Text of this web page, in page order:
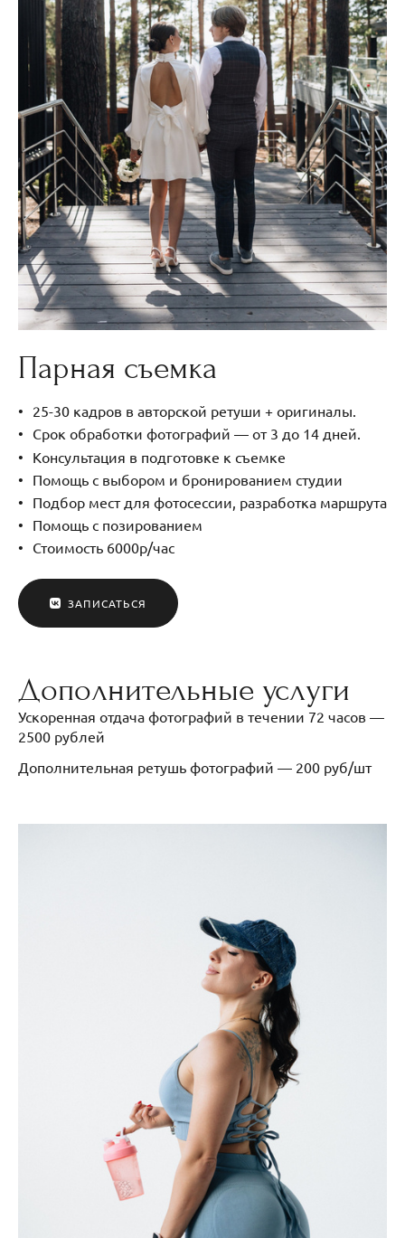
Парная съемка
25-30 кадров в авторской ретуши + оригиналы.
Срок обработки фотографий — от 3 до 14 дней.
Консультация в подготовке к съемке
Помощь с выбором и бронированием студии
Подбор мест для фотосессии, разработка маршрута
Помощь с позированием
Стоимость 6000р/час
ЗАПИСАТЬСЯ
Дополнительные услуги
Ускоренная отдача фотографий в течении 72 часов —
2500 рублей
Дополнительная ретушь фотографий — 200 руб/шт